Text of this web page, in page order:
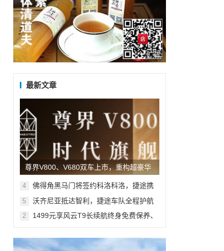
广告
最新文章
尊界V800、V680双车上市，重构超豪华
MPV市场新格局
4
佛得角黑马门将签约科洛科洛，捷途携
5 沃齐尼亚抵达智利，捷途车队全程护航
2
1499元享风云T9长续航终身免费保养、